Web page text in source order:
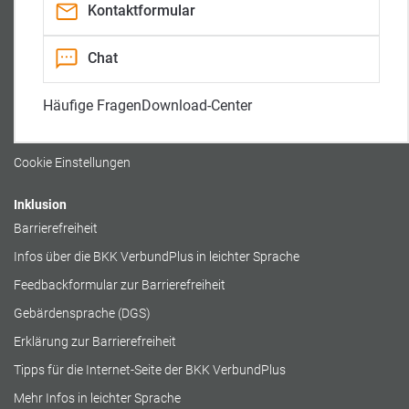
Kontaktformular
Chat
Häufige FragenDownload-Center
a
f
r
t
a
0800 / 140 554 105 090
Rechtliches
Datenschutz
Cookie Einstellungen
Inklusion
Barrierefreiheit
Infos über die BKK VerbundPlus in leichter Sprache
Feedbackformular zur Barrierefreiheit
Gebärdensprache (DGS)
Erklärung zur Barrierefreiheit
Tipps für die Internet-Seite der BKK VerbundPlus
Mehr Infos in leichter Sprache